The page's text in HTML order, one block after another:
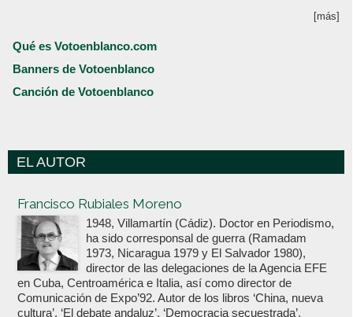
[más]
Qué es Votoenblanco.com
Banners de Votoenblanco
Canción de Votoenblanco
EL AUTOR
Francisco Rubiales Moreno
1948, Villamartín (Cádiz). Doctor en Periodismo,
ha sido corresponsal de guerra (Ramadam
1973, Nicaragua 1979 y El Salvador 1980),
director de las delegaciones de la Agencia EFE
en Cuba, Centroamérica e Italia, así como director de
Comunicación de Expo’92. Autor de los libros ‘China, nueva
cultura’, ‘El debate andaluz’, ‘Democracia secuestrada’,